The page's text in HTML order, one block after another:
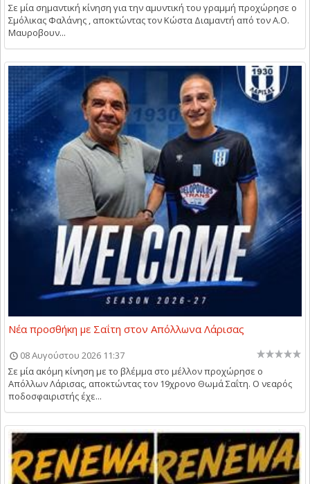
Σε μία σημαντική κίνηση για την αμυντική του γραμμή προχώρησε ο
Σμόλικας Φαλάνης , αποκτώντας τον Κώστα Διαμαντή από τον Α.Ο.
Μαυροβουν...
Νέα προσθήκη με Σαΐτη στον Απόλλωνα Λάρισας
08 Αυγούστου 2026 11:37
Σε μία ακόμη κίνηση με το βλέμμα στο μέλλον προχώρησε ο
Απόλλων Λάρισας, αποκτώντας τον 19χρονο Θωμά Σαΐτη. Ο νεαρός
ποδοσφαιριστής έχε...